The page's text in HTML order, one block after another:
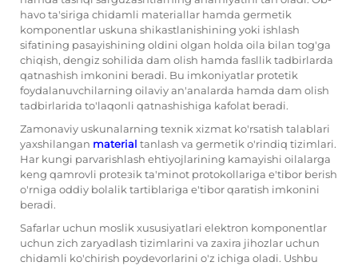
havo ta'siriga chidamli materiallar hamda germetik
komponentlar uskuna shikastlanishining yoki ishlash
sifatining pasayishining oldini olgan holda oila bilan tog'ga
chiqish, dengiz sohilida dam olish hamda fasllik tadbirlarda
qatnashish imkonini beradi. Bu imkoniyatlar protetik
foydalanuvchilarning oilaviy an'analarda hamda dam olish
tadbirlarida to'laqonli qatnashishiga kafolat beradi.
Zamonaviy uskunalarning texnik xizmat ko'rsatish talablari
yaxshilangan material tanlash va germetik o'rindiq tizimlari.
Har kungi parvarishlash ehtiyojlarining kamayishi oilalarga
keng qamrovli protезik ta'minot protokollariga e'tibor berish
o'rniga oddiy bolalik tartiblariga e'tibor qaratish imkonini
beradi.
Safarlar uchun moslik xususiyatlari elektron komponentlar
uchun zich zaryadlash tizimlarini va zaxira jihozlar uchun
chidamli ko'chirish poydevorlarini o'z ichiga oladi. Ushbu